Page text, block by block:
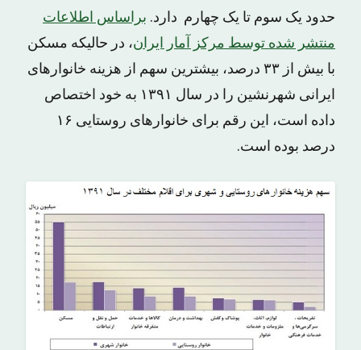
حدود یک سوم تا یک چهارم دارد. براساس اطلاعات
منتشر شده توسط مرکز آمار ایران، در حالیکه مسکن
با بیش از ٣٣ درصد، بیشترین سهم از هزینه خانوارهای
ایرانی شهرنشین را در سال ١٣٩١ به خود اختصاص
داده است، این رقم برای خانوارهای روستایی ١۶
درصد بوده است.